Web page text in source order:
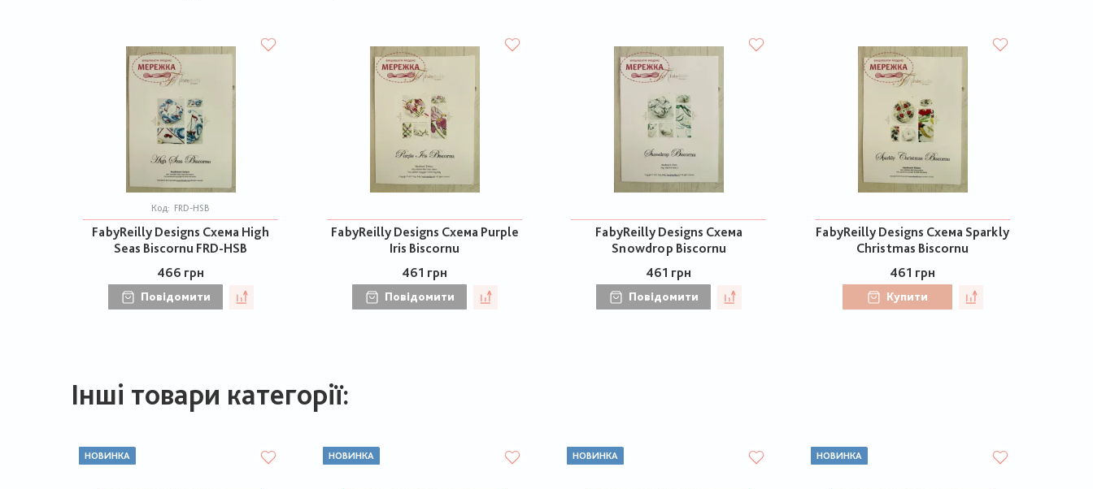
Код: FRD-HSB
FabyReilly Designs Схема High
Seas Biscornu FRD-HSB
466 грн
Повідомити
FabyReilly Designs Схема Purple
Iris Biscornu
461 грн
Повідомити
FabyReilly Designs Схема
Snowdrop Biscornu
461 грн
Повідомити
FabyReilly Designs Схема Sparkly
Christmas Biscornu
461 грн
Купити
Інші товари категорії:
НОВИНКА НОВИНКА НОВИНКА НОВИНКА